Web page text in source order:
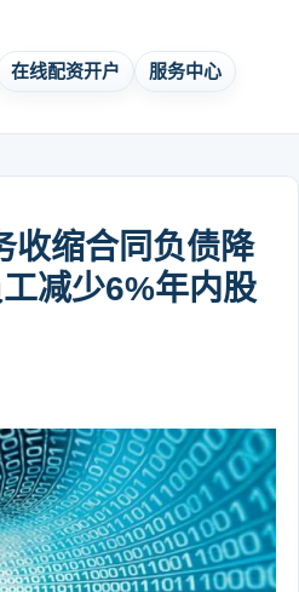
在线配资开户
服务中心
收缩合同负债降
减少6%年内股